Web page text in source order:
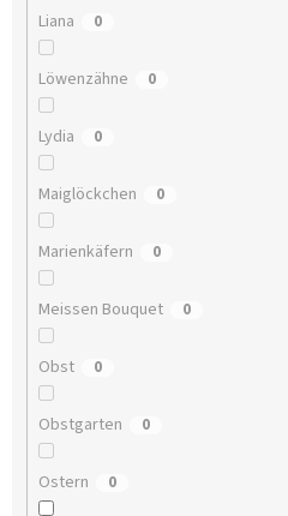
Liana 0
Löwenzähne 0
Lydia 0
Maiglöckchen 0
Marienkäfern 0
Meissen Bouquet 0
Obst 0
Obstgarten 0
Ostern 0